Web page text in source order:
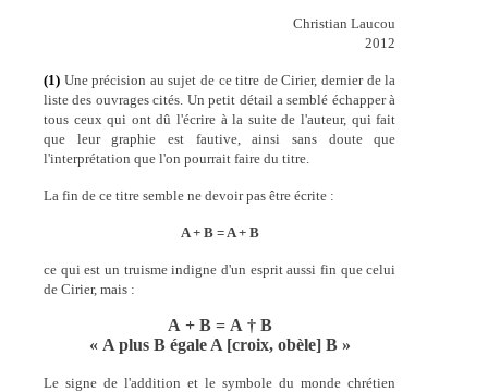
Christian Laucou
2012
(1)Une précision au sujet de ce titre de Cirier, dernier de la
liste des ouvrages cités. Un petit détail a semblé échapper à
tous ceux qui ont dû l'écrire à la suite de l'auteur, qui fait
que leur graphie est fautive, ainsi sans doute que
l'interprétation que l'on pourrait faire du titre.
La fin de ce titre semble ne devoir pas être écrite :
A + B = A + B
ce qui est un truisme indigne d'un esprit aussi fin que celui
de Cirier, mais :
A + B = A † B
« A plus B égale A [croix, obèle] B »
Le signe de l'addition et le symbole du monde chrétien